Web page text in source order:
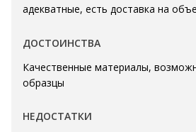
адекватные, есть доставка на
ДОСТОИНСТВА
Качественные материалы,
образцы
НЕДОСТАТКИ